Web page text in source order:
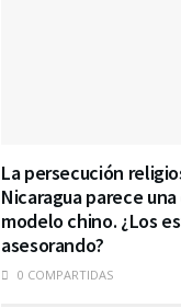
La persecución
Nicaragua parece
modelo chino. ¿Los
asesorando?
0 COMPARTIDAS